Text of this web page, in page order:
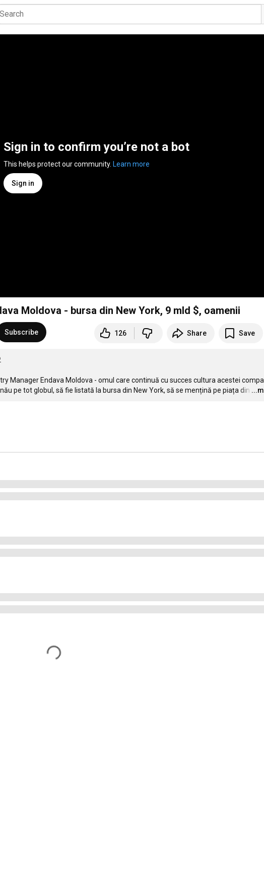
Sign in to confirm you’re not a bot
This helps protect our community. Learn more
Sign in
Moldova - bursa din New York, 9 mld $, oamenii
Subscribe 126 Share Save
Manager Endava Moldova - omul care continuă cu succes cultura acestei
pe tot globul, să fie listată la bursa din New York, să se mențină pe piața din …